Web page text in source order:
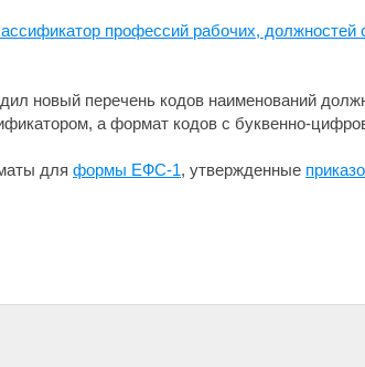
профессий рабочих,
новый перечень кодов наименований
а формат кодов с буквенно-
для формы ЕФС-1, утвержденные